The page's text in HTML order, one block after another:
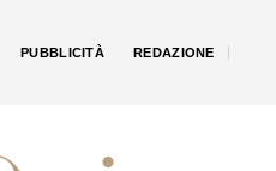
PUBBLICITÀ REDAZIONE